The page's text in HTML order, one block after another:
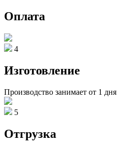
Оплата
4
Изготовление
Производство занимает от 1 дня
5
Отгрузка